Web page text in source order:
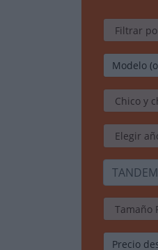
TANDEM